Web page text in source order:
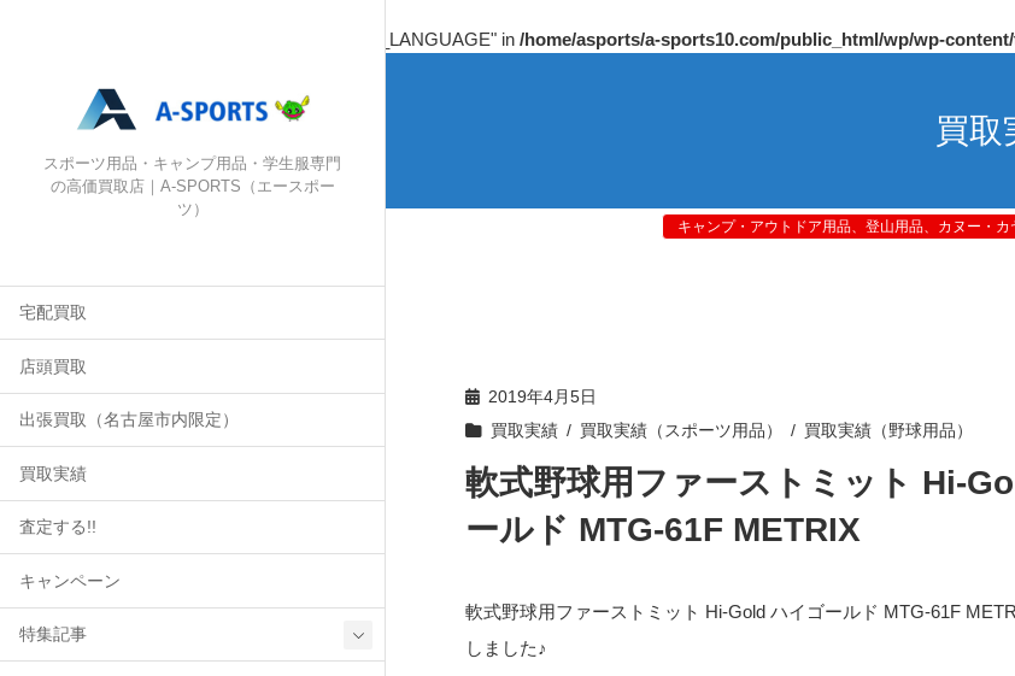
: Undefined array key "HTTP_ACCEPT_LANGUAGE" in /home/asports/a-sports10.com/public_html/wp/wp-
スポーツ用品・キャンプ用品・学生服専門
の高価買取店｜A-SPORTS（エースポー
ツ）
宅配買取
店頭買取
出張買取（名古屋市内限定）
買取実績
査定する!!
キャンペーン
特集記事
買取
キャンプ・アウトドア用品、登山用品、カヌー・
2019年4月5日
買取実績
買取実績（スポーツ用品） 買取実績（野球用品）
軟式野球用ファーストミット Hi-
ールド MTG-61F METRIX
軟式野球用ファーストミット Hi-Gold ハイゴールド MTG-61F
しました♪